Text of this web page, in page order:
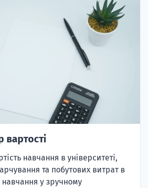
вартості
навчання в університеті,
та побутових витрат в
навчання у зручному